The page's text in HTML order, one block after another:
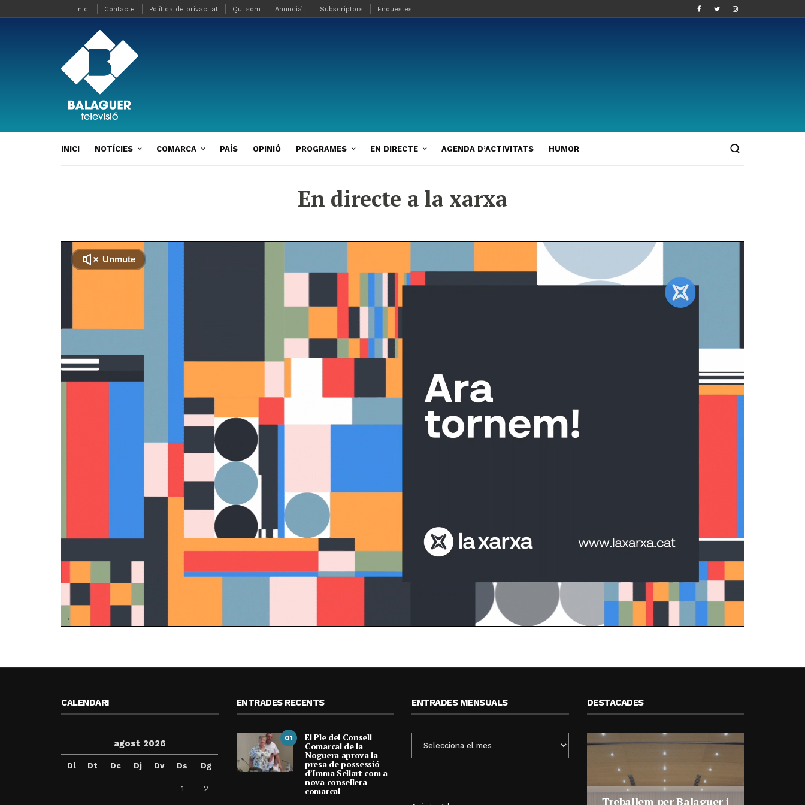
Inici Contacte Política de privacitat Qui som Anuncia’t Subscriptors Enquestes
INICI NOTÍCIES COMARCA PAÍS OPINIÓ PROGRAMES EN DIRECTE AGENDA D’ACTIVITATS HUMOR
En directe a la xarxa
CALENDARI
agost 2026
Dl Dt Dc Dj Dv Ds Dg
1 2
ENTRADES RECENTS
01 El Ple del Consell
Comarcal de la
Noguera aprova la
presa de possessió
d’Imma Sellart com a
nova consellera
comarcal
ENTRADES MENSUALS
MENSUALS
DESTACADES
Treballem per Balaguer i